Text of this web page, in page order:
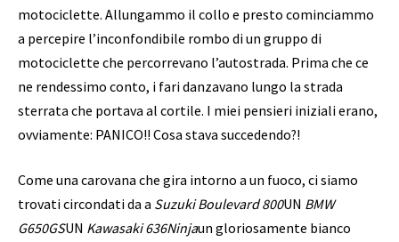
motociclette. Allungammo il collo e presto cominciammo
a percepire l’inconfondibile rombo di un gruppo di
motociclette che percorrevano l’autostrada. Prima che ce
ne rendessimo conto, i fari danzavano lungo la strada
sterrata che portava al cortile. I miei pensieri iniziali erano,
ovviamente: PANICO!! Cosa stava succedendo?!
Come una carovana che gira intorno a un fuoco, ci siamo
trovati circondati da a Suzuki Boulevard 800UN BMW
G650GSUN Kawasaki 636Ninjaun gloriosamente bianco